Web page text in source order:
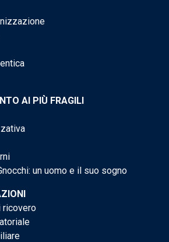
AI PIÙ FRAGILI
un uomo e il suo sogno
ricovero